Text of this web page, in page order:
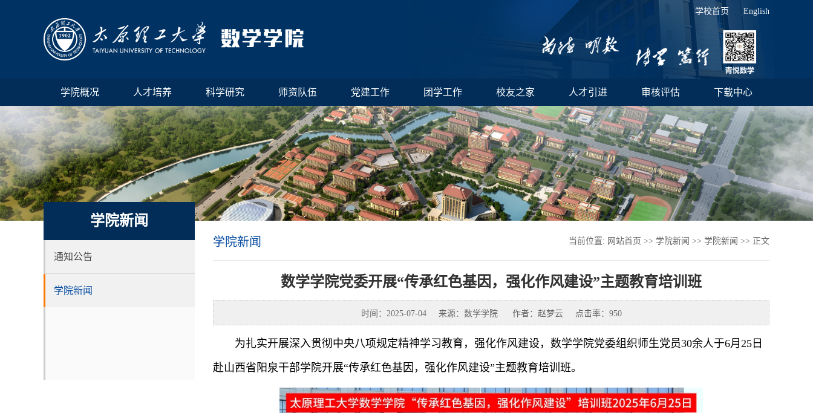
学校首页 English
学院概况 人才培养 科学研究 师资队伍 党建工作 团学工作 校友之家 人才引进 审核评估 下载中心
学院新闻
通知公告
学院新闻
学院新闻 当前位置: 网站首页 >> 学院新闻 >> 学院新闻 >> 正文
数学学院党委开展“传承红色基因，强化作风建设”主题教育培训班
时间：2025-07-04 来源：数学学院 作者：赵梦云 点击率： 950
为扎实开展深入贯彻中央八项规定精神学习教育，强化作风建设，数学学院党委组织师生党员30余人于6月25日
赴山西省阳泉干部学院开展“传承红色基因，强化作风建设”主题教育培训班。